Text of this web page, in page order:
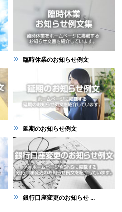
臨時休業のお知らせ例文
延期のお知らせ例文
銀行口座変更のお知らせ ...